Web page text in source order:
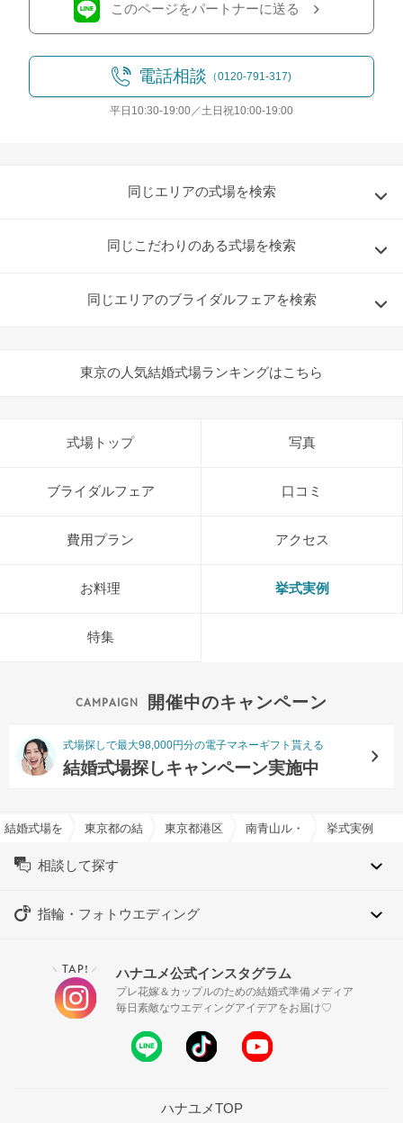
このページをパートナーに送る
電話相談 （0120-791-317)
平日10:30-19:00／土日祝10:00-19:00
同じエリアの式場を検索
同じこだわりのある式場を検索
同じエリアのブライダルフェアを検索
東京の人気結婚式場ランキングはこちら
式場トップ 写真
ブライダルフェア 口コミ
費用プラン アクセス
お料理 挙式実例
特集
開催中のキャンペーン
式場探しで最大98,000円分の電子マネーギフト貰える
結婚式場探しキャンペーン実施中
結婚式場を探すならハナユメ
東京都の結婚式場一覧東京都港区の結婚式場一覧南青山ル・アンジェ教会で結
挙式実例
相談して探す
指輪・フォトウエディング
＼ TAP! ／ ハナユメ公式インスタグラム
プレ花嫁＆カップルのための結婚式準備メディア
毎日素敵なウエディングアイデアをお届け♡
ハナユメTOP